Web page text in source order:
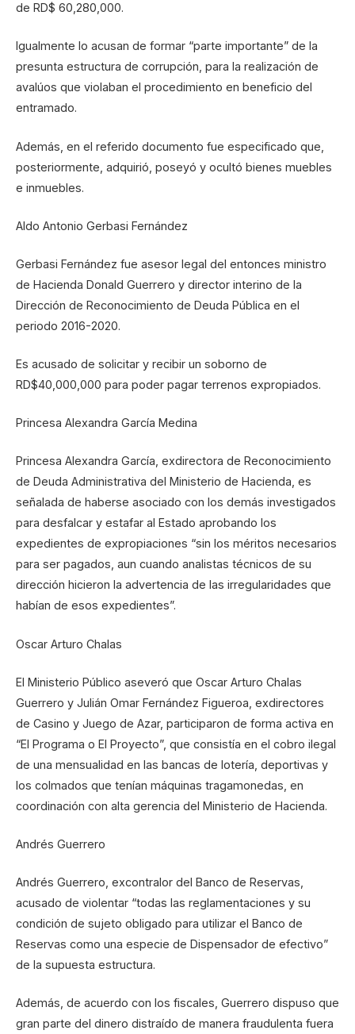
de RD$ 60,280,000.
Igualmente lo acusan de formar “parte importante” de la
presunta estructura de corrupción, para la realización de
avalúos que violaban el procedimiento en beneficio del
entramado.
Además, en el referido documento fue especificado que,
posteriormente, adquirió, poseyó y ocultó bienes muebles
e inmuebles.
Aldo Antonio Gerbasi Fernández
Gerbasi Fernández fue asesor legal del entonces ministro
de Hacienda Donald Guerrero y director interino de la
Dirección de Reconocimiento de Deuda Pública en el
periodo 2016-2020.
Es acusado de solicitar y recibir un soborno de
RD$40,000,000 para poder pagar terrenos expropiados.
Princesa Alexandra García Medina
Princesa Alexandra García, exdirectora de Reconocimiento
de Deuda Administrativa del Ministerio de Hacienda, es
señalada de haberse asociado con los demás investigados
para desfalcar y estafar al Estado aprobando los
expedientes de expropiaciones “sin los méritos necesarios
para ser pagados, aun cuando analistas técnicos de su
dirección hicieron la advertencia de las irregularidades que
habían de esos expedientes”.
Oscar Arturo Chalas
El Ministerio Público aseveró que Oscar Arturo Chalas
Guerrero y Julián Omar Fernández Figueroa, exdirectores
de Casino y Juego de Azar, participaron de forma activa en
“El Programa o El Proyecto”, que consistía en el cobro ilegal
de una mensualidad en las bancas de lotería, deportivas y
los colmados que tenían máquinas tragamonedas, en
coordinación con alta gerencia del Ministerio de Hacienda.
Andrés Guerrero
Andrés Guerrero, excontralor del Banco de Reservas,
acusado de violentar “todas las reglamentaciones y su
condición de sujeto obligado para utilizar el Banco de
Reservas como una especie de Dispensador de efectivo”
de la supuesta estructura.
Además, de acuerdo con los fiscales, Guerrero dispuso que
gran parte del dinero distraído de manera fraudulenta fuera